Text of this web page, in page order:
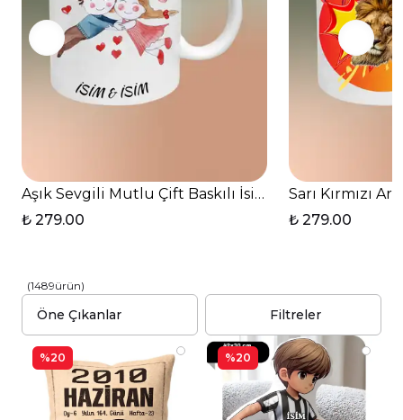
Aşık Sevgili Mutlu Çift Baskılı İsimli Kupa Bardak
₺ 279.00
Sarı Kırmızı
₺ 279.00
(1489ürün)
Filtreler
%20 %20